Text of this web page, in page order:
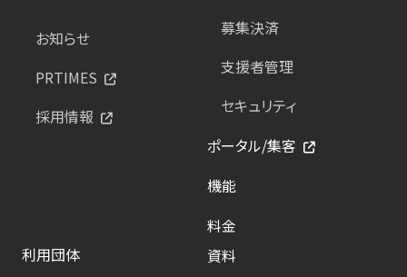
お知らせ
PRTIMES
採用情報
募集決済
支援者管理
セキュリティ
ポータル/集客
機能
料金
利用団体
資料